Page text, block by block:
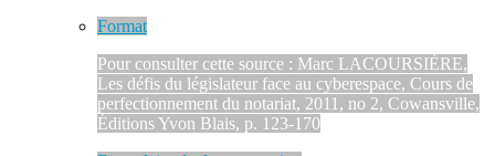
Format
Pour consulter cette source : Marc LACOURSIÈRE,
Les défis du législateur face au cyberespace, Cours de
perfectionnement du notariat, 2011, no 2, Cowansville,
Éditions Yvon Blais, p. 123-170